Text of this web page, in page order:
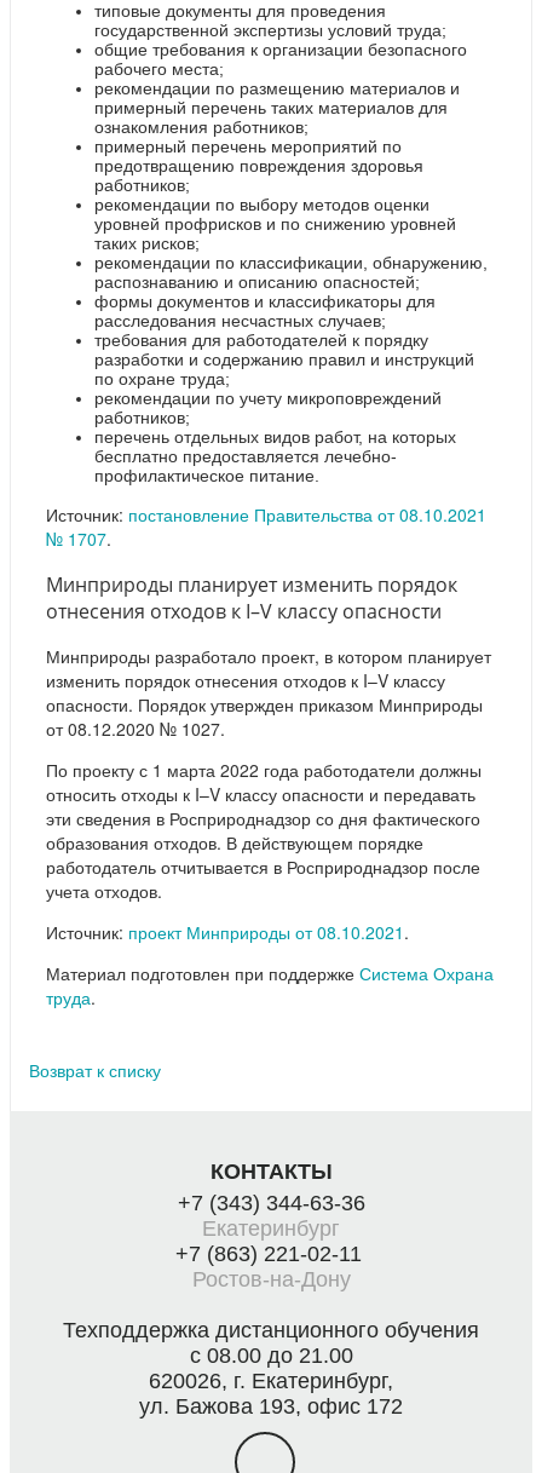
типовые документы для проведения
государственной экспертизы условий труда;
общие требования к организации безопасного
рабочего места;
рекомендации по размещению материалов и
примерный перечень таких материалов для
ознакомления работников;
примерный перечень мероприятий по
предотвращению повреждения здоровья
работников;
рекомендации по выбору методов оценки
уровней профрисков и по снижению уровней
таких рисков;
рекомендации по классификации, обнаружению,
распознаванию и описанию опасностей;
формы документов и классификаторы для
расследования несчастных случаев;
требования для работодателей к порядку
разработки и содержанию правил и инструкций
по охране труда;
рекомендации по учету микроповреждений
работников;
перечень отдельных видов работ, на которых
бесплатно предоставляется лечебно-
профилактическое питание.
Источник: постановление Правительства от 08.10.2021
№ 1707.
Минприроды планирует изменить порядок
отнесения отходов к I–V классу опасности
Минприроды разработало проект, в котором планирует
изменить порядок отнесения отходов к I–V классу
опасности. Порядок утвержден приказом Минприроды
от 08.12.2020 № 1027.
По проекту с 1 марта 2022 года работодатели должны
относить отходы к I–V классу опасности и передавать
эти сведения в Росприроднадзор со дня фактического
образования отходов. В действующем порядке
работодатель отчитывается в Росприроднадзор после
учета отходов.
Источник: проект Минприроды от 08.10.2021 .
Материал подготовлен при поддержке Система Охрана
труда.
Возврат к списку
КОНТАКТЫ
+7 (343) 344-63-36
Екатеринбург
+7 (863) 221-02-11
Ростов-на-Дону
Техподдержка дистанционного обучения
с 08.00 до 21.00
620026, г. Екатеринбург,
ул. Бажова 193, офис 172